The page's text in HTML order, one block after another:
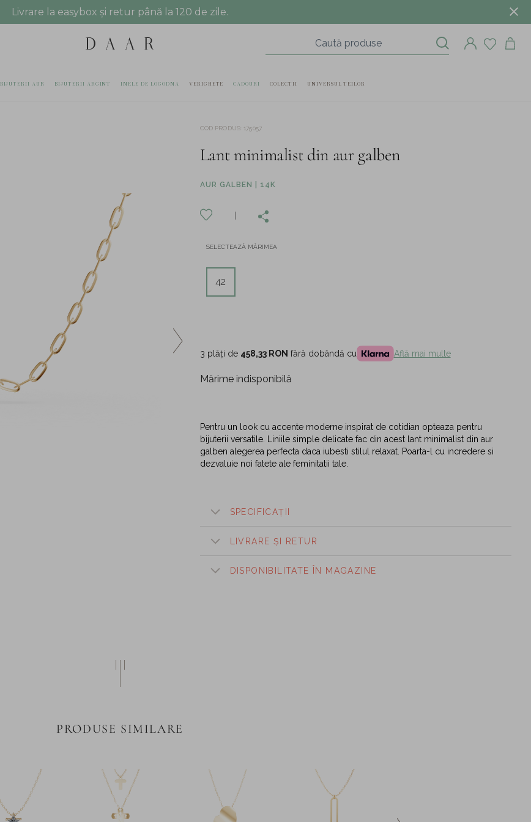
Livrare la easybox și retur până la 120 de zile.
BIJUTERII AUR BIJUTERII ARGINT INELE DE LOGODNA VERIGHETE CADOURI COLECTII UNIVERSUL TEILOR
COD PRODUS: 175057
Lant minimalist din aur galben
AUR GALBEN | 14K
SELECTEAZĂ MĂRIMEA
42
3 plăți de 458,33 RON fără dobândă cu Află mai multe
Mărime indisponibilă
Pentru un look cu accente moderne inspirat de cotidian opteaza pentru
bijuterii versatile. Liniile simple delicate fac din acest lant minimalist din aur
galben alegerea perfecta daca iubesti stilul relaxat. Poarta-l cu incredere si
dezvaluie noi fatete ale feminitatii tale.
SPECIFICAȚII
LIVRARE ȘI RETUR
DISPONIBILITATE ÎN MAGAZINE
PRODUSE SIMILARE